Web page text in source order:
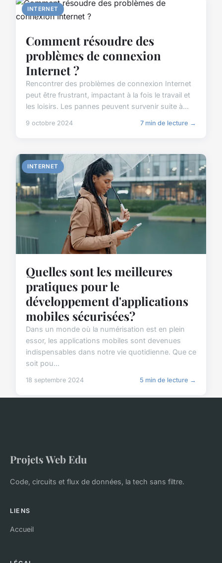
INTERNET
Comment résoudre des
problèmes de connexion
Internet ?
Rencontrer des problèmes de connexion Internet
peut être frustrant, impactant à la fois le travail et
les loisirs. Les pannes peuvent survenir suite à...
9 octobre 2024 7 min de lecture →
INTERNET
Quelles sont les meilleures
pratiques pour le
développement d'applications
mobiles sécurisées?
Dans un monde où la numérisation est en plein
essor, les applications mobiles sont devenues
indispensables dans notre vie quotidienne. Que ce
soit pou...
18 septembre 2024 5 min de lecture →
Projets Web Edu
Code, circuits et flux de données, la tech sans filtre.
LIENS
Accueil